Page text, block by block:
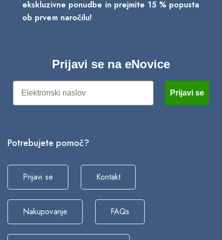
ekskluzivne ponudbe in prejmite 15 % popusta
ob prvem naročilu!
Prijavi se na eNovice
Email
Prijavi se
Potrebujete pomoč?
Prijavi se Kontakt
Nakupovanje FAQs